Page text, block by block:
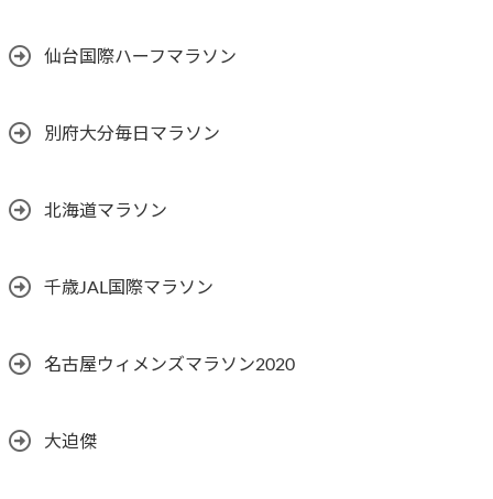
仙台国際ハーフマラソン
別府大分毎日マラソン
北海道マラソン
千歳JAL国際マラソン
名古屋ウィメンズマラソン2020
大迫傑